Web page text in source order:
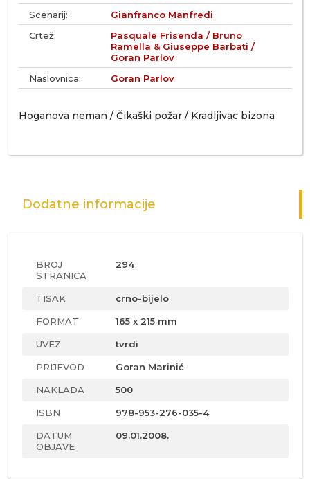
Scenarij:
Gianfranco Manfredi
Crtež:
Pasquale Frisenda / Bruno
Ramella & Giuseppe Barbati /
Goran Parlov
Naslovnica:
Goran Parlov
Hoganova neman / Čikaški požar / Kradljivac bizona
Dodatne informacije
BROJ
STRANICA
294
TISAK crno-bijelo
FORMAT 165 x 215 mm
UVEZ tvrdi
PRIJEVOD Goran Marinić
NAKLADA 500
ISBN 978-953-276-035-4
DATUM
OBJAVE
09.01.2008.